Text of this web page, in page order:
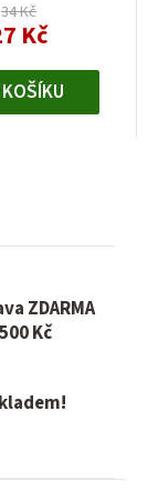
34 Kč
Kč
ZDARMA
Kč